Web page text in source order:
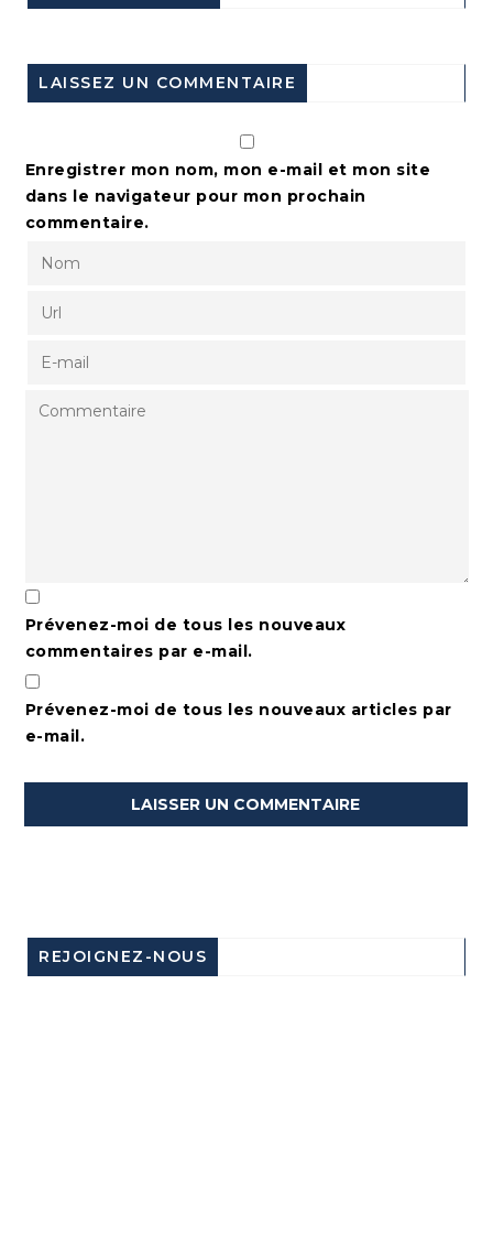
LAISSEZ UN COMMENTAIRE
Enregistrer mon nom, mon e-mail et mon site
dans le navigateur pour mon prochain
commentaire.
Prévenez-moi de tous les nouveaux
commentaires par e-mail.
Prévenez-moi de tous les nouveaux articles par
e-mail.
REJOIGNEZ-NOUS